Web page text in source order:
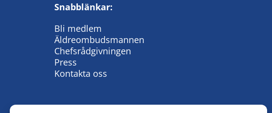
Snabblänkar:
Bli medlem
Äldreombudsmannen
Chefsrådgivningen
Press
Kontakta oss